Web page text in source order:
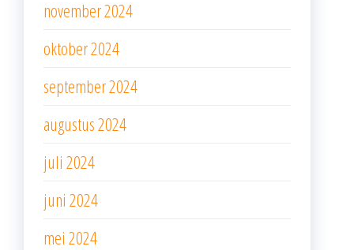
november 2024
oktober 2024
september 2024
augustus 2024
juli 2024
juni 2024
mei 2024